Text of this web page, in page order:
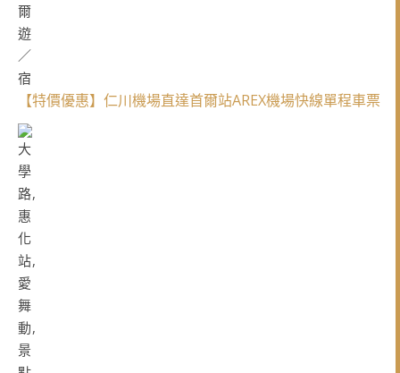
【特價優惠】仁川機場直達首爾站AREX機場快線單程車票